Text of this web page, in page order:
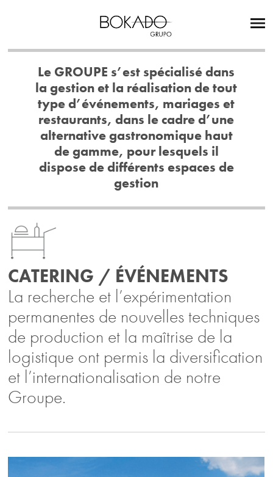
Le GROUPE s’est spécialisé dans
la gestion et la réalisation de tout
type d’événements, mariages et
restaurants, dans le cadre d’une
alternative gastronomique haut
de gamme, pour lesquels il
dispose de différents espaces de
gestion
CATERING / ÉVÉNEMENTS
La recherche et l’expérimentation
permanentes de nouvelles techniques
de production et la maîtrise de la
logistique ont permis la diversification
et l’internationalisation de notre
Groupe.